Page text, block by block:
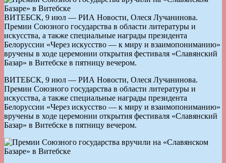
ВИТЕБСК, 9 июл — РИА Новости, Олеся Лучанинова.
Премии Союзного государства в области литературы и
искусства, а также специальные награды президента
Белоруссии «Через искусство — к миру и взаимопониманию»
вручены в ходе церемонии открытия фестиваля «Славянский
Базар» в Витебске в пятницу вечером.
ВИТЕБСК, 9 июл — РИА Новости, Олеся Лучанинова.
Премии Союзного государства в области литературы и
искусства, а также специальные награды президента
Белоруссии «Через искусство — к миру и взаимопониманию»
вручены в ходе церемонии открытия фестиваля «Славянский
Базар» в Витебске в пятницу вечером.